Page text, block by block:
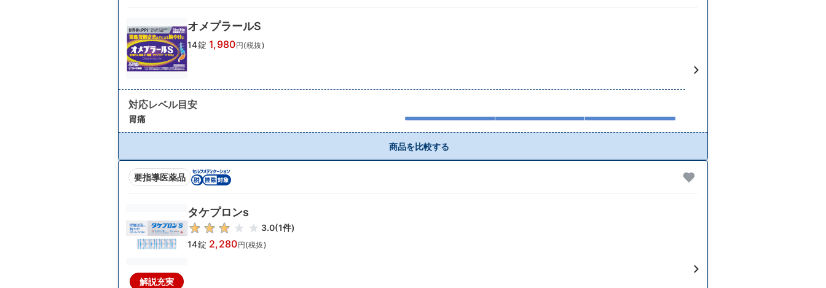
オメプラールS
14錠 1,980円(税抜)
対応レベル目安
胃痛
商品を比較する
要指導医薬品
解説充実
タケプロンs
3.0(1件)
14錠 2,280円(税抜)